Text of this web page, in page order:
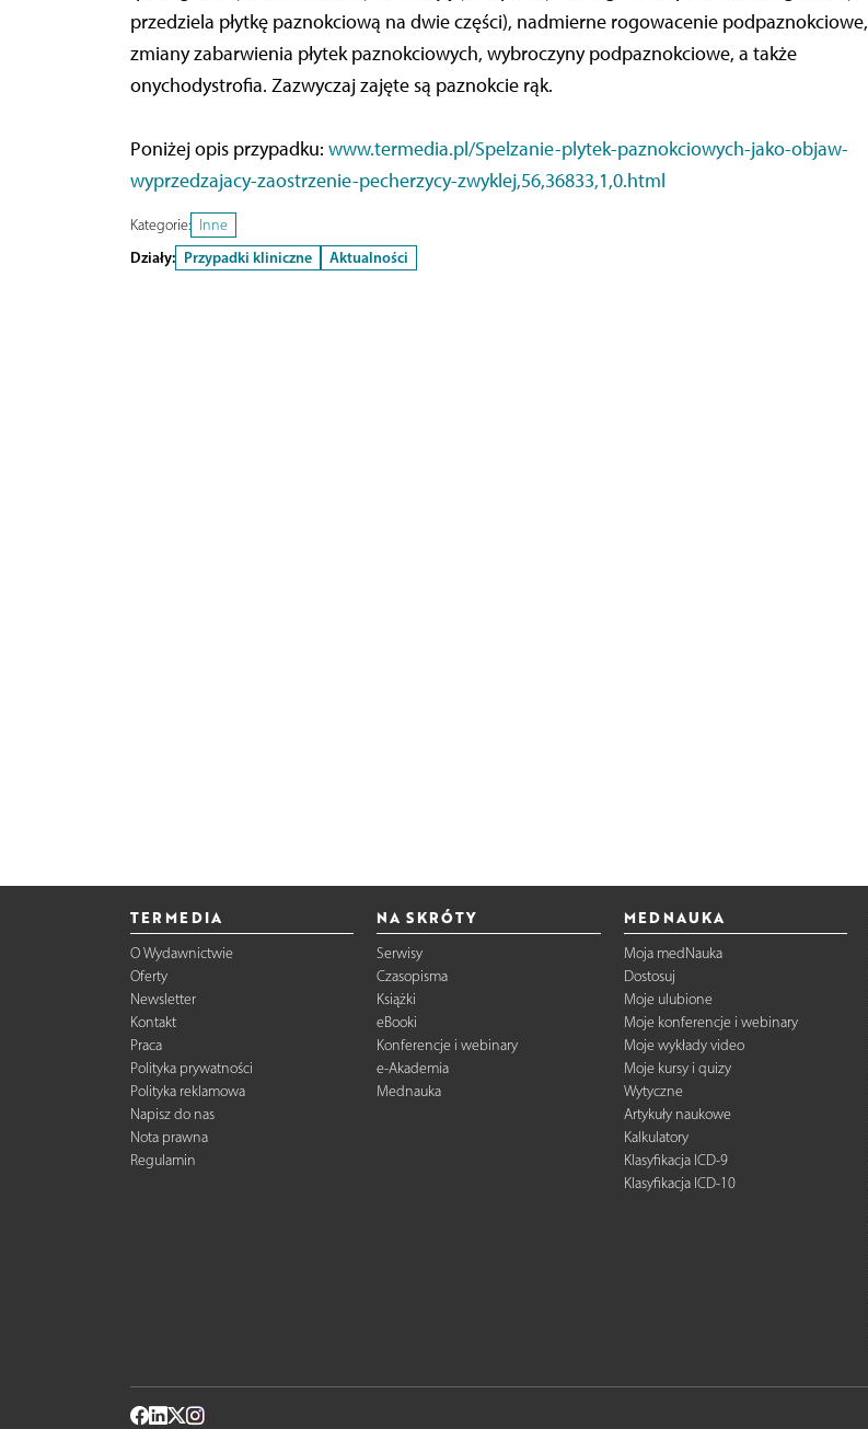
przedziela płytkę paznokciową na dwie części), nadmierne rogowacenie podpaznokciowe,
zmiany zabarwienia płytek paznokciowych, wybroczyny podpaznokciowe, a także
onychodystrofia. Zazwyczaj zajęte są paznokcie rąk.
Poniżej opis przypadku: www.termedia.pl/Spelzanie-plytek-paznokciowych-jako-objaw-
wyprzedzajacy-zaostrzenie-pecherzycy-zwyklej,56,36833,1,0.html
Kategorie: Inne
Działy: Przypadki kliniczne Aktualności
TERMEDIA
O Wydawnictwie
Oferty
Newsletter
Kontakt
Praca
Polityka prywatności
Polityka reklamowa
Napisz do nas
Nota prawna
Regulamin
NA SKRÓTY
Serwisy
Czasopisma
Książki
eBooki
Konferencje i webinary
e-Akademia
Mednauka
MEDNAUKA
Moja medNauka
Dostosuj
Moje ulubione
Moje konferencje i webinary
Moje wykłady video
Moje kursy i quizy
Wytyczne
Artykuły naukowe
Kalkulatory
Klasyfikacja ICD-9
Klasyfikacja ICD-10